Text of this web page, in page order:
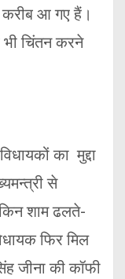
करीब आ गए हैं।
भी चिंतन करने
का मुद्दा
से
शाम ढलते-
फिर मिल
जीना की कॉफी